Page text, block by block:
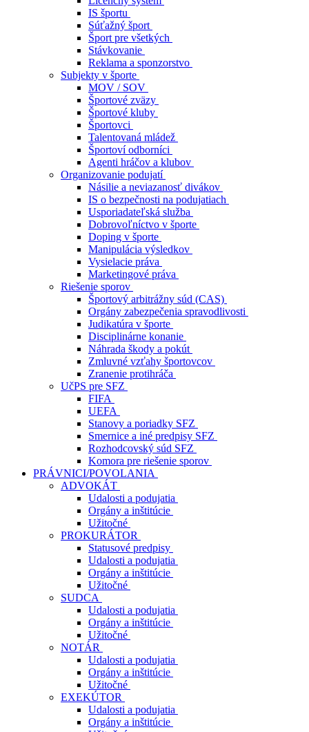
IS športu
Súťažný šport
Šport pre všetkých
Stávkovanie
Reklama a sponzorstvo
Subjekty v športe
MOV / SOV
Športové zväzy
Športové kluby
Športovci
Talentovaná mládež
Športoví odborníci
Agenti hráčov a klubov
Organizovanie podujatí
Násilie a neviazanosť divákov
IS o bezpečnosti na podujatiach
Usporiadateľská služba
Dobrovoľníctvo v športe
Doping v športe
Manipulácia výsledkov
Vysielacie práva
Marketingové práva
Riešenie sporov
Športový arbitrážny súd (CAS)
Orgány zabezpečenia spravodlivosti
Judikatúra v športe
Disciplinárne konanie
Náhrada škody a pokút
Zmluvné vzťahy športovcov
Zranenie protihráča
UčPS pre SFZ
FIFA
UEFA
Stanovy a poriadky SFZ
Smernice a iné predpisy SFZ
Rozhodcovský súd SFZ
Komora pre riešenie sporov
PRÁVNICI/POVOLANIA
ADVOKÁT
Udalosti a podujatia
Orgány a inštitúcie
Užitočné
PROKURÁTOR
Statusové predpisy
Udalosti a podujatia
Orgány a inštitúcie
Užitočné
SUDCA
Udalosti a podujatia
Orgány a inštitúcie
Užitočné
NOTÁR
Udalosti a podujatia
Orgány a inštitúcie
Užitočné
EXEKÚTOR
Udalosti a podujatia
Orgány a inštitúcie